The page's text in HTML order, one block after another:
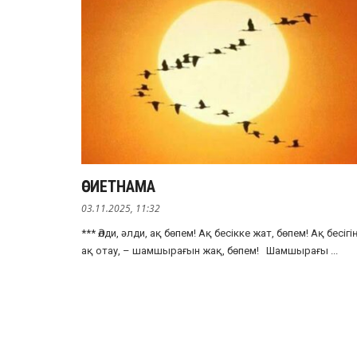
ӨСИЕТНАМА
03.11.2025, 11:32
*** Әлди, әлди, ақ бөпем! Ақ бесікке жат, бөпем! Ақ
ақ отау, – шамшырағын жақ, бөпем! Шамшырағы ...